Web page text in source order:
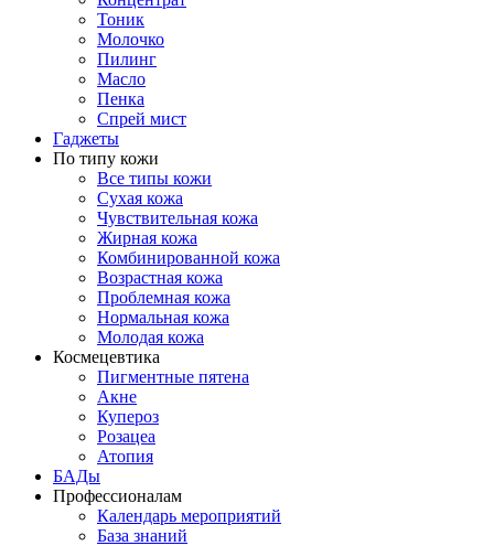
Тоник
Молочко
Пилинг
Масло
Пенка
Спрей мист
Гаджеты
По типу кожи
Все типы кожи
Сухая кожа
Чувствительная кожа
Жирная кожа
Комбинированной кожа
Возрастная кожа
Проблемная кожа
Нормальная кожа
Молодая кожа
Космецевтика
Пигментные пятена
Акне
Купероз
Розацеа
Атопия
БАДы
Профессионалам
Календарь мероприятий
База знаний